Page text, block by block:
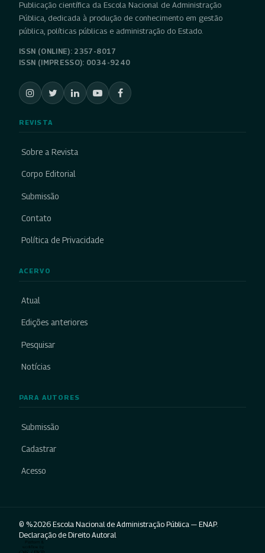
Publicação científica da Escola Nacional de Administração
Pública, dedicada à produção de conhecimento em gestão
pública, políticas públicas e administração do Estado.
ISSN (ONLINE): 2357-8017
ISSN (IMPRESSO): 0034-9240
REVISTA
Sobre a Revista
Corpo Editorial
Submissão
Contato
Política de Privacidade
ACERVO
Atual
Edições anteriores
Pesquisar
Notícias
PARA AUTORES
Submissão
Cadastrar
Acesso
© %2026 Escola Nacional de Administração Pública — ENAP.
Declaração de Direito Autoral